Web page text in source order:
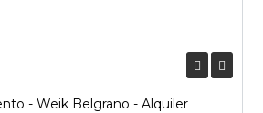
- Weik Belgrano - Alquiler